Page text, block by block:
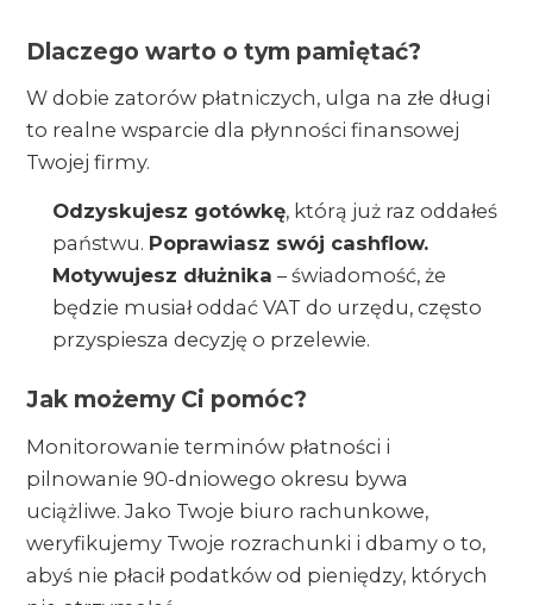
Dlaczego warto o tym pamiętać?
W dobie zatorów płatniczych, ulga na złe długi
to realne wsparcie dla płynności finansowej
Twojej firmy.
Odzyskujesz gotówkę, którą już raz oddałeś
państwu. Poprawiasz swój cashflow.
Motywujesz dłużnika – świadomość, że
będzie musiał oddać VAT do urzędu, często
przyspiesza decyzję o przelewie.
Jak możemy Ci pomóc?
Monitorowanie terminów płatności i
pilnowanie 90-dniowego okresu bywa
uciążliwe. Jako Twoje biuro rachunkowe,
weryfikujemy Twoje rozrachunki i dbamy o to,
abyś nie płacił podatków od pieniędzy, których